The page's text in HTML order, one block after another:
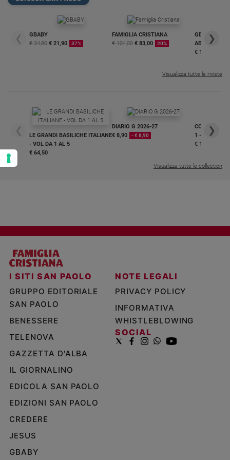
❮
GBABY
€ 34,80 € 21,90 37%
FAMIGLIA CRISTIANA
€ 104,00 € 83,00 20%
GBABY
€ 16,99
❯
Visualizza tutte le riviste
❮
LE GRANDI BASILICHE ITALIANE
- VOL DA 1 AL 5
€ 64,50
DIARIO G 2026-27
€ 8,90
- € 8,90
COLLANA
1 - 2
€ 18,50
❯
Visualizza tutte le collection
I SITI SAN PAOLO
GRUPPO EDITORIALE
SAN PAOLO
BENESSERE
TELENOVA
GAZZETTA D'ALBA
IL GIORNALINO
EDICOLA SAN PAOLO
EDIZIONI SAN PAOLO
CREDERE
JESUS
GBABY
NOTE LEGALI
PRIVACY POLICY
INFORMATIVA
WHISTLEBLOWING
SOCIAL